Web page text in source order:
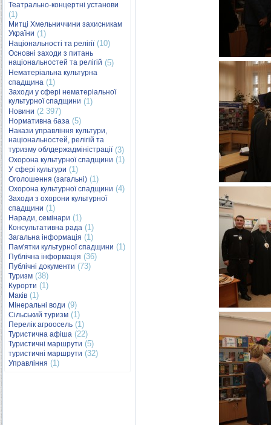
Театрально-концертні установи
(1)
Митці Хмельниччини захисникам
України (1)
Національності та релігії(10)
Основні заходи з питань
національностей та релігій (5)
Нематеріальна культурна
спадщина (1)
Заходи у сфері нематеріальної
культурної спадщини (1)
Новини (2 397)
Нормативна база (5)
Накази управління культури,
національностей, релігій та
туризму облдержадміністрації(3)
Охорона культурної спадщини (1)
У сфері культури (1)
Оголошення (загальні) (1)
Охорона культурної спадщини (4)
Заходи з охорони культурної
спадщини (1)
Наради, семінари (1)
Консультативна рада (1)
Загальна інформація (1)
Пам'ятки культурної спадщини (1)
Публічна інформація (36)
Публічні документи (73)
Туризм (38)
Курорти (1)
Маків (1)
Мінеральні води (9)
Сільський туризм (1)
Перелік агроосель (1)
Туристична афіша (22)
Туристичні маршрути (5)
туристичні маршрути (32)
Управління (1)